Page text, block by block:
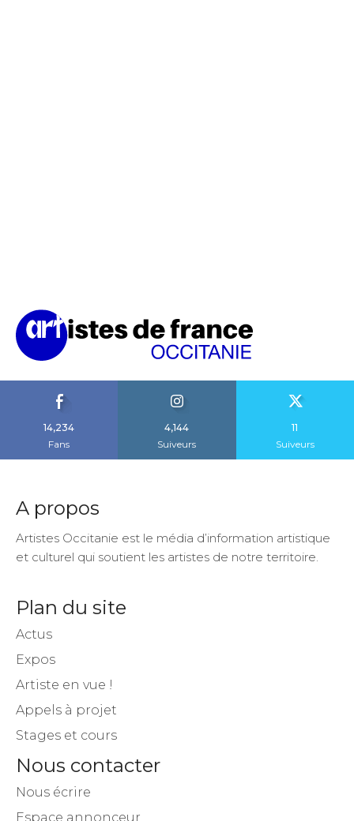
14,234
Fans
4,144
Suiveurs
11
Suiveurs
A propos
Artistes Occitanie est le média d’information artistique
et culturel qui soutient les artistes de notre territoire.
Plan du site
Actus
Expos
Artiste en vue !
Appels à projet
Stages et cours
Nous contacter
Nous écrire
Espace annonceur